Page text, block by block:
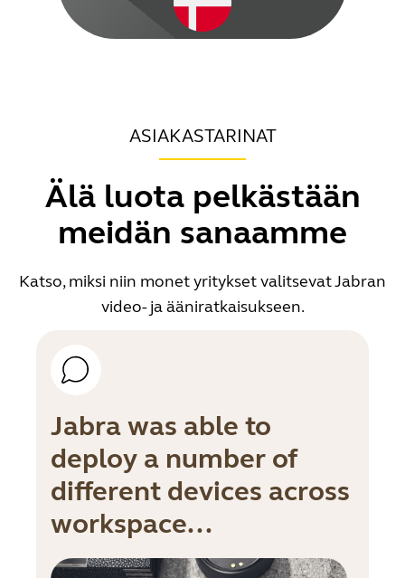
ASIAKASTARINAT
Älä luota pelkästään
meidän sanaamme
Katso, miksi niin monet yritykset valitsevat Jabran
video- ja ääniratkaisukseen.
Jabra was able to
deploy a number of
different devices across
workspace...